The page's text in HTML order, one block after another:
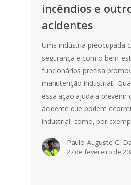
incêndios e
acidentes
Uma indústria preocupada
segurança e com o bem-
funcionários precisa
manutenção industrial.
essa ação ajuda a prevenir
acidente que podem
industrial, como, por
Paulo Augusto C.
27 de fevereiro de